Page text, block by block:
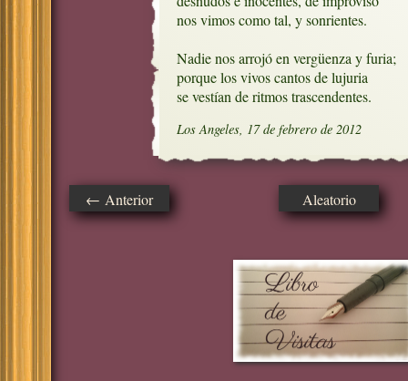
nos vimos como tal, y sonrientes.
Nadie nos arrojó en vergüenza y furia;
porque los vivos cantos de lujuria
se vestían de ritmos trascendentes.
Los Angeles, 17 de febrero de 2012
← Anterior Aleatorio